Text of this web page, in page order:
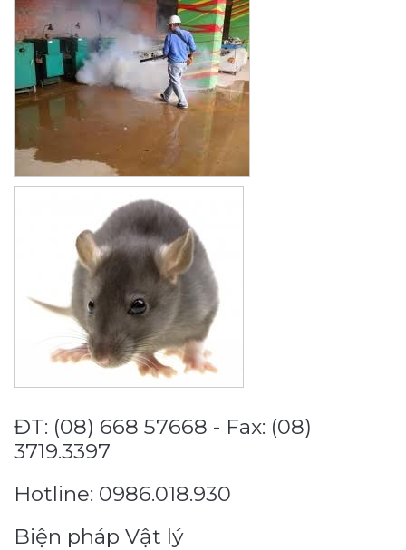
Xe đẩy làm vệ sinh Sài Gòn
ĐT: (08) 668 57668 - Fax: (08)
3719.3397
Hotline: 0986.018.930
Biện pháp Vật lý